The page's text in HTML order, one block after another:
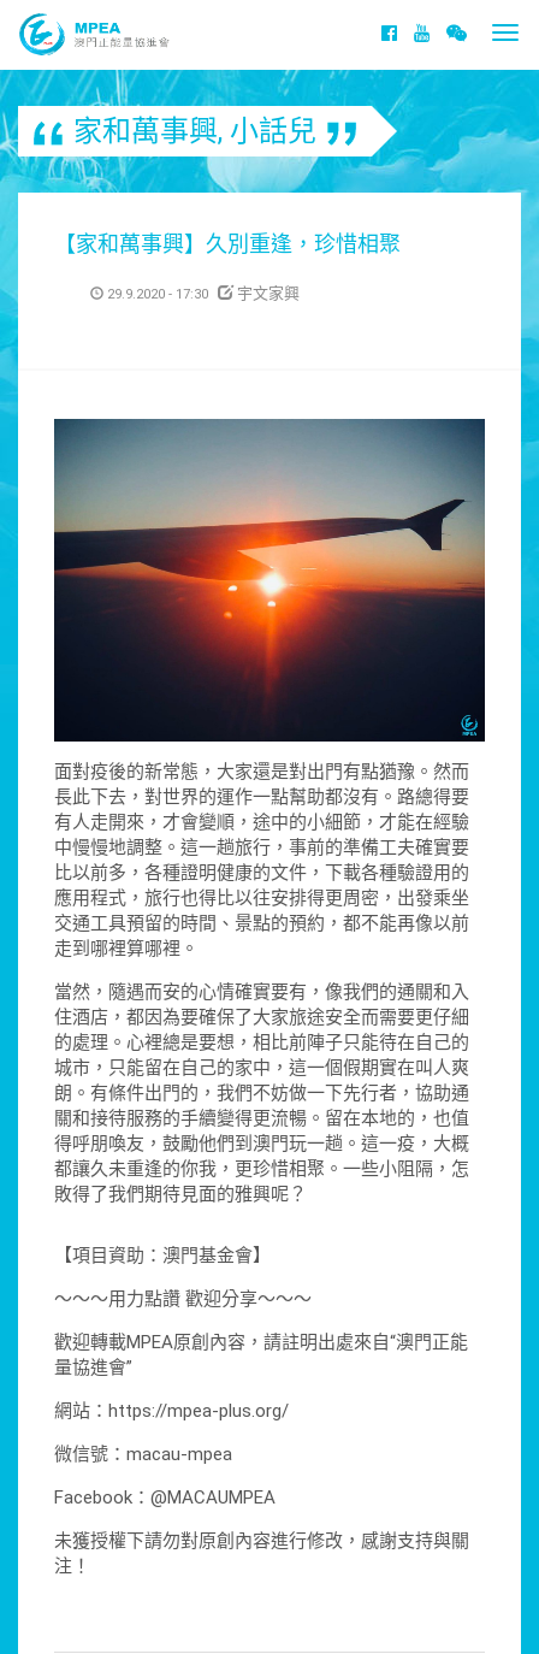
家和萬事興, 小話兒
【家和萬事興】久別重逢，珍惜相聚
29.9.2020 - 17:30 宇文家興
面對疫後的新常態，大家還是對出門有點猶豫。然而
長此下去，對世界的運作一點幫助都沒有。路總得要
有人走開來，才會變順，途中的小細節，才能在經驗
中慢慢地調整。這一趟旅行，事前的準備工夫確實要
比以前多，各種證明健康的文件，下載各種驗證用的
應用程式，旅行也得比以往安排得更周密，出發乘坐
交通工具預留的時間、景點的預約，都不能再像以前
走到哪裡算哪裡。
當然，隨遇而安的心情確實要有，像我們的通關和入
住酒店，都因為要確保了大家旅途安全而需要更仔細
的處理。心裡總是要想，相比前陣子只能待在自己的
城市，只能留在自己的家中，這一個假期實在叫人爽
朗。有條件出門的，我們不妨做一下先行者，協助通
關和接待服務的手續變得更流暢。留在本地的，也值
得呼朋喚友，鼓勵他們到澳門玩一趟。這一疫，大概
都讓久未重逢的你我，更珍惜相聚。一些小阻隔，怎
敗得了我們期待見面的雅興呢？
【項目資助：澳門基金會】
～～～用力點讚 歡迎分享～～～
歡迎轉載MPEA原創內容，請註明出處來自“澳門正能
量協進會”
網站：https://mpea-plus.org/
微信號：macau-mpea
Facebook：@MACAUMPEA
未獲授權下請勿對原創內容進行修改，感謝支持與關
注！